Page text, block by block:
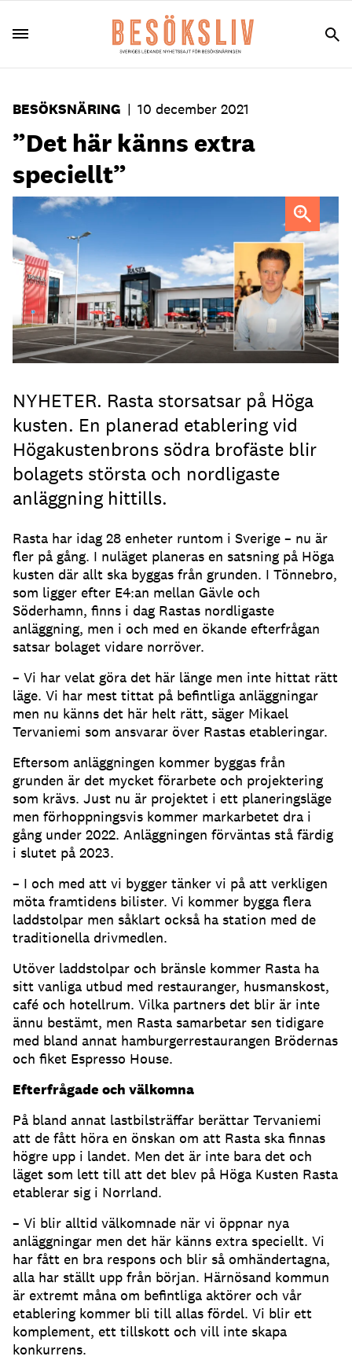
BESÖKSNÄRING | 10 december 2021
”Det här känns extra
speciellt”
Rasta har 28 anläggningar runtom i Sverige, bland annat i
Värnamo.Foto: Lasse Boström
NYHETER. Rasta storsatsar på Höga
kusten. En planerad etablering vid
Högakustenbrons södra brofäste blir
bolagets största och nordligaste
anläggning hittills.
Rasta har idag 28 enheter runtom i Sverige – nu är
fler på gång. I nuläget planeras en satsning på Höga
kusten där allt ska byggas från grunden. I Tönnebro,
som ligger efter E4:an mellan Gävle och
Söderhamn, finns i dag Rastas nordligaste
anläggning, men i och med en ökande efterfrågan
satsar bolaget vidare norröver.
– Vi har velat göra det här länge men inte hittat rätt
läge. Vi har mest tittat på befintliga anläggningar
men nu känns det här helt rätt, säger Mikael
Tervaniemi som ansvarar över Rastas etableringar.
Eftersom anläggningen kommer byggas från
grunden är det mycket förarbete och projektering
som krävs. Just nu är projektet i ett planeringsläge
men förhoppningsvis kommer markarbetet dra i
gång under 2022. Anläggningen förväntas stå färdig
i slutet på 2023.
– I och med att vi bygger tänker vi på att verkligen
möta framtidens bilister. Vi kommer bygga flera
laddstolpar men såklart också ha station med de
traditionella drivmedlen.
Utöver laddstolpar och bränsle kommer Rasta ha
sitt vanliga utbud med restauranger, husmanskost,
café och hotellrum. Vilka partners det blir är inte
ännu bestämt, men Rasta samarbetar sen tidigare
med bland annat hamburgerrestaurangen Brödernas
och fiket Espresso House.
Efterfrågade och välkomna
På bland annat lastbilsträffar berättar Tervaniemi
att de fått höra en önskan om att Rasta ska finnas
högre upp i landet. Men det är inte bara det och
läget som lett till att det blev på Höga Kusten Rasta
etablerar sig i Norrland.
­– Vi blir alltid välkomnade när vi öppnar nya
anläggningar men det här känns extra speciellt. Vi
har fått en bra respons och blir så omhändertagna,
alla har ställt upp från början. Härnösand kommun
är extremt måna om befintliga aktörer och vår
etablering kommer bli till allas fördel. Vi blir ett
komplement, ett tillskott och vill inte skapa
konkurrens.